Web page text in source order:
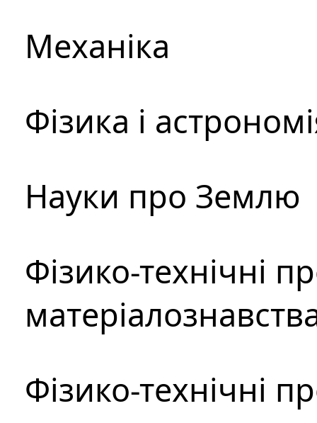
Механіка
Фізика і
Науки про Землю
Фізико-технічні
Фізико-технічні